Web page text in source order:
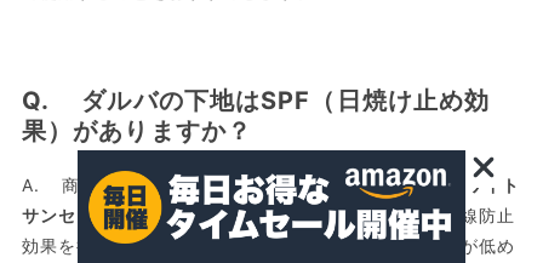
Q. ダルバの下地はSPF（日焼け止め効
果）がありますか？
A. 商品によって異なります。「ペプタイドナインホワイト
サンセラム」などはSPF50+・PA++++の高い紫外線防止
効果を持ちますが、クッションファンデタイプはSPFが低め